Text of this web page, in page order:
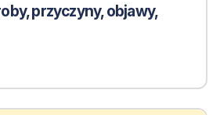
przyczyny, objawy,